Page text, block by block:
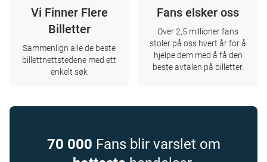
Vi Finner Flere
Billetter
Sammenlign alle de beste
billettnettstedene med ett
enkelt søk
Fans elsker oss
Over 2,5 millioner fans
stoler på oss hvert år for å
hjelpe dem med å få den
beste avtalen på billetter.
70 000 Fans blir varslet om